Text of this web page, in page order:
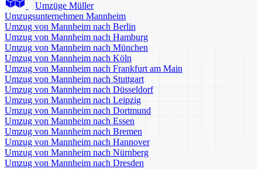
Umzüge Müller
Umzugsunternehmen Mannheim
Umzug von Mannheim nach Berlin
Umzug von Mannheim nach Hamburg
Umzug von Mannheim nach München
Umzug von Mannheim nach Köln
Umzug von Mannheim nach Frankfurt am Main
Umzug von Mannheim nach Stuttgart
Umzug von Mannheim nach Düsseldorf
Umzug von Mannheim nach Leipzig
Umzug von Mannheim nach Dortmund
Umzug von Mannheim nach Essen
Umzug von Mannheim nach Bremen
Umzug von Mannheim nach Hannover
Umzug von Mannheim nach Nürnberg
Umzug von Mannheim nach Dresden